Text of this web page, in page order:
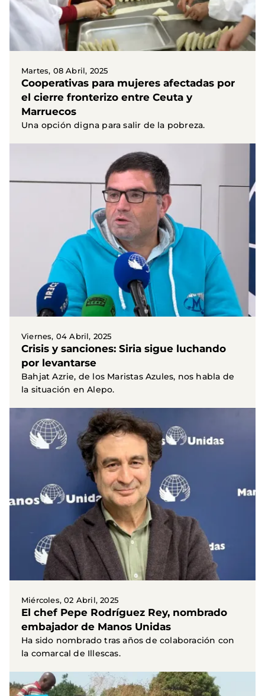
Martes, 08 Abril, 2025
Cooperativas para mujeres afectadas por
el cierre fronterizo entre Ceuta y
Marruecos
Una opción digna para salir de la pobreza.
Viernes, 04 Abril, 2025
Crisis y sanciones: Siria sigue luchando
por levantarse
Bahjat Azrie, de los Maristas Azules, nos habla de
la situación en Alepo.
Miércoles, 02 Abril, 2025
El chef Pepe Rodríguez Rey, nombrado
embajador de Manos Unidas
Ha sido nombrado tras años de colaboración con
la comarcal de Illescas.